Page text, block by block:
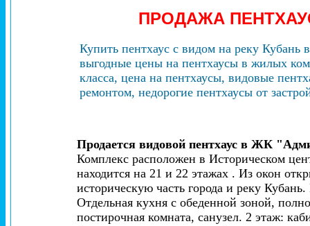
ПРОДАЖА
Купить пентхаус с видом на реку Кубань
выгодные цены на пентхаусы в жилых
класса, цена на пентхаусы, видовые
ремонтом, недорогие пентхаусы от
Продается видовой пентхаус в ЖК
Комплекс расположен в Историческом
находится на 21 и 22 этажах . Из окон
историческую часть города и реку
Отдельная кухня с обеденной зоной,
постирочная комната, санузел. 2 этаж: